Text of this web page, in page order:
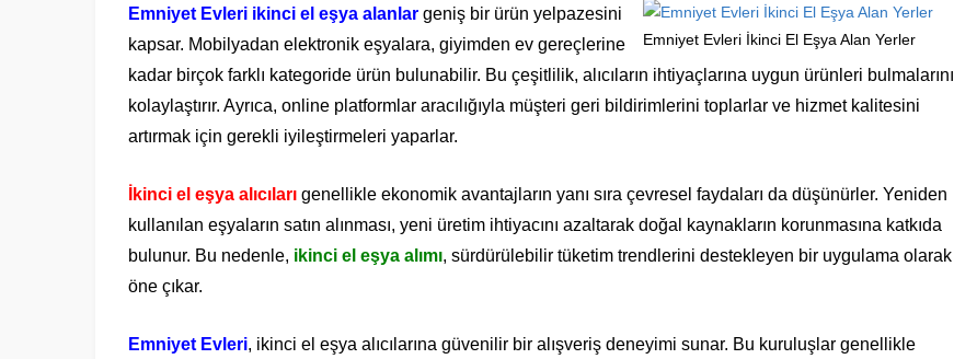
Emniyet Evleri İkinci El Eşya Alan Yerler
Emniyet Evleri ikinci el eşya alanlar geniş bir ürün yelpazesini
kapsar. Mobilyadan elektronik eşyalara, giyimden ev gereçlerine
kadar birçok farklı kategoride ürün bulunabilir. Bu çeşitlilik, alıcıların ihtiyaçlarına uygun ürünleri bulmalarını
kolaylaştırır. Ayrıca, online platformlar aracılığıyla müşteri geri bildirimlerini toplarlar ve hizmet kalitesini
artırmak için gerekli iyileştirmeleri yaparlar.
İkinci el eşya alıcıları genellikle ekonomik avantajların yanı sıra çevresel faydaları da düşünürler. Yeniden
kullanılan eşyaların satın alınması, yeni üretim ihtiyacını azaltarak doğal kaynakların korunmasına katkıda
bulunur. Bu nedenle, ikinci el eşya alımı, sürdürülebilir tüketim trendlerini destekleyen bir uygulama olarak
öne çıkar.
Emniyet Evleri, ikinci el eşya alıcılarına güvenilir bir alışveriş deneyimi sunar. Bu kuruluşlar genellikle